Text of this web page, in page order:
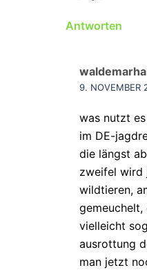
Antworten
9. NOVEMBER
was nutzt
im DE-
die längst
zweifel wird
wildtieren,
vielleicht
ausrottung
man jetzt